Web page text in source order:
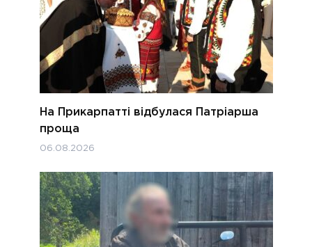
На Прикарпатті відбулася Патріарша
проща
06.08.2026